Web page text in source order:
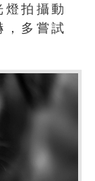
拍攝動
，多嘗試